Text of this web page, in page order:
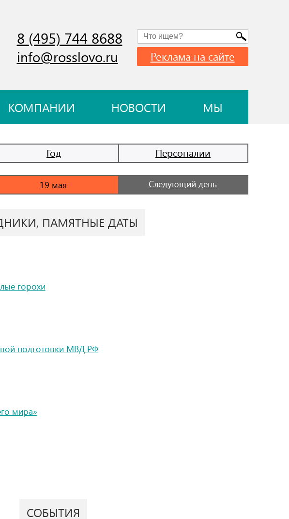
8 (495) 744 8688
info@rosslovo.ru Реклама на сайте
КОМПАНИИ НОВОСТИ МЫ
Год Персоналии
Следующий день
ПАМЯТНЫЕ ДАТЫ
горохи
подготовки МВД РФ
мира»
СОБЫТИЯ